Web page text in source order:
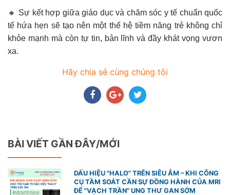
🔸 Sự kết hợp giữa giáo dục và chăm sóc y tế chuẩn quốc
tế hứa hẹn sẽ tạo nên một thế hệ tiềm năng trẻ không chỉ
khỏe mạnh mà còn tự tin, bản lĩnh và đầy khát vọng vươn
xa.
Hãy chia sẻ cùng chúng tôi
BÀI VIẾT GẦN ĐÂY/MỚI
DẤU HIỆU "HALO" TRÊN SIÊU ÂM – KHI CÔNG
CỤ TẦM SOÁT CẦN SỰ ĐỒNG HÀNH CỦA MRI
ĐỂ "VẠCH TRẦN" UNG THƯ GAN SỚM